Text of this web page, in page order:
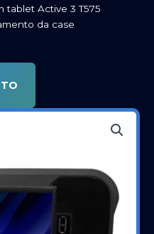
tablet Active 3 T575
da case